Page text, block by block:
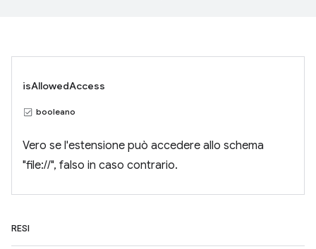
isAllowedAccess
booleano
Vero se l'estensione può accedere allo schema
"file://", falso in caso contrario.
RESI